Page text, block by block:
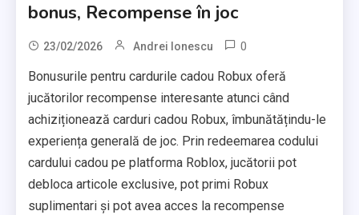
bonus, Recompense în joc
23/02/2026 Andrei Ionescu 0
Bonusurile pentru cardurile cadou Robux oferă
jucătorilor recompense interesante atunci când
achiziționează carduri cadou Robux, îmbunătățindu-le
experiența generală de joc. Prin redeemarea codului
cardului cadou pe platforma Roblox, jucătorii pot
debloca articole exclusive, pot primi Robux
suplimentari și pot avea acces la recompense